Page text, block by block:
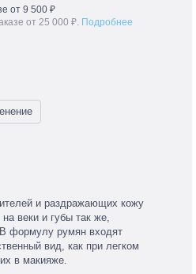
от 9 500 ₽
от 25 000 ₽. Подробнее
и раздражающих кожу
веки и губы так же,
формулу румян входят
вид, как при легком
в макияже.